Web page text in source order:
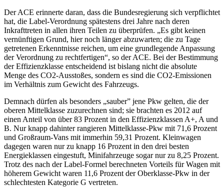
Der ACE erinnerte daran, dass die Bundesregierung sich verpflichtet
hat, die Label-Verordnung spätestens drei Jahre nach deren
Inkrafttreten in allen ihren Teilen zu überprüfen. „Es gibt keinen
vernünftigen Grund, hier noch länger abzuwarten; die zu Tage
getretenen Erkenntnisse reichen, um eine grundlegende Anpassung
der Verordnung zu rechtfertigen“, so der ACE. Bei der Bestimmung
der Effizienzklasse entscheidend ist bislang nicht die absolute
Menge des CO2-Ausstoßes, sondern es sind die CO2-Emissionen
im Verhältnis zum Gewicht des Fahrzeugs.
Demnach dürfen als besonders „sauber” jene Pkw gelten, die der
oberen Mittelklasse zuzurechnen sind; sie brachten es 2012 auf
einen Anteil von über 83 Prozent in den Effizienzklassen A+, A und
B. Nur knapp dahinter rangieren Mittelklasse-Pkw mit 71,6 Prozent
und Großraum-Vans mit immerhin 59,31 Prozent. Kleinwagen
dagegen waren nur zu knapp 16 Prozent in den drei besten
Energieklassen eingestuft, Minifahrzeuge sogar nur zu 8,25 Prozent.
Trotz des nach der Label-Formel berechneten Vorteils für Wagen mit
höherem Gewicht waren 11,6 Prozent der Oberklasse-Pkw in der
schlechtesten Kategorie G vertreten.